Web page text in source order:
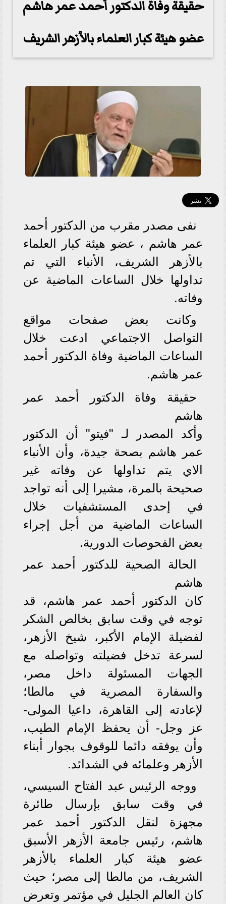
حقيقة وفاة الدكتور أحمد عمر هاشم
عضو هيئة كبار العلماء بالأزهر الشريف
نفى مصدر مقرب من الدكتور أحمد
عمر هاشم ، عضو هيئة كبار العلماء
بالأزهر الشريف، الأنباء التي تم
تداولها خلال الساعات الماضية عن
وفاته.
وكانت بعض صفحات مواقع
التواصل الاجتماعي ادعت خلال
الساعات الماضية وفاة الدكتور أحمد
عمر هاشم.
حقيقة وفاة الدكتور أحمد عمر
هاشم
وأكد المصدر لـ "فيتو" أن الدكتور
عمر هاشم بصحة جيدة، وأن الأنباء
الاي يتم تداولها عن وفاته غير
صحيحة بالمرة، مشيرا إلى أنه تواجد
في إحدى المستشفيات خلال
الساعات الماضية من أجل إجراء
بعض الفحوصات الدورية.
الحالة الصحية للدكتور أحمد عمر
هاشم
كان الدكتور أحمد عمر هاشم، قد
توجه في وقت سابق بخالص الشكر
لفضيلة الإمام الأكبر، شيخ الأزهر،
لسرعة تدخل فضيلته وتواصله مع
الجهات المسئولة داخل مصر،
والسفارة المصرية في مالطا؛
لإعادته إلى القاهرة، داعيا المولى-
عز وجل- أن يحفظ الإمام الطيب،
وأن يوفقه دائما للوقوف بجوار أبناء
الأزهر وعلمائه في الشدائد.
ووجه الرئيس عبد الفتاح السيسي،
في وقت سابق بإرسال طائرة
مجهزة لنقل الدكتور أحمد عمر
هاشم، رئيس جامعة الأزهر الأسبق
عضو هيئة كبار العلماء بالأزهر
الشريف، من مالطا إلى مصر؛ حيث
كان العالم الجليل في مؤتمر وتعرض